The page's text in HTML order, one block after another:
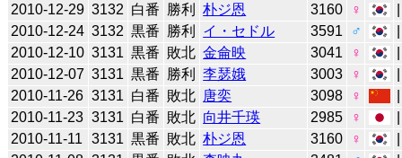
2010-12-29 3132 白番 勝利 朴ジ恩 3160 ♀
2010-12-24 3132 黒番 勝利 イ・セドル 3591 ♂
2010-12-10 3131 黒番 敗北 金侖映 3041 ♀
2010-12-07 3131 黒番 勝利 李瑟娥 3003 ♀
2010-11-26 3131 白番 敗北 唐奕 3098 ♀
2010-11-23 3131 白番 敗北 向井千瑛 2985 ♀
2010-11-11
3131 黒番 敗北 朴ジ恩 3160 ♀